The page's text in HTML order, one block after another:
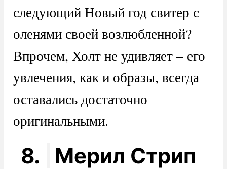
следующий Новый год свитер с
оленями своей возлюбленной?
Впрочем, Холт не удивляет – его
увлечения, как и образы, всегда
оставались достаточно
оригинальными.
8. Мерил Стрип